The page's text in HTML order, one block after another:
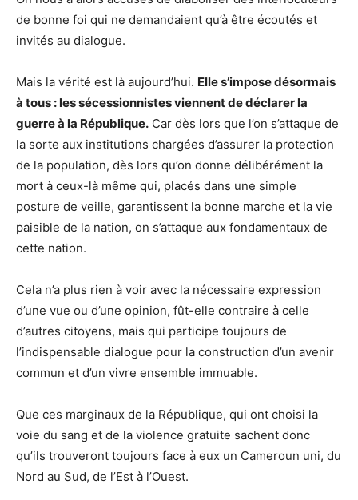
de bonne foi qui ne demandaient qu’à être écoutés et
invités au dialogue.
Mais la vérité est là aujourd’hui. Elle s’impose désormais
à tous : les sécessionnistes viennent de déclarer la
guerre à la République. Car dès lors que l’on s’attaque de
la sorte aux institutions chargées d’assurer la protection
de la population, dès lors qu’on donne délibérément la
mort à ceux-là même qui, placés dans une simple
posture de veille, garantissent la bonne marche et la vie
paisible de la nation, on s’attaque aux fondamentaux de
cette nation.
Cela n’a plus rien à voir avec la nécessaire expression
d’une vue ou d’une opinion, fût-elle contraire à celle
d’autres citoyens, mais qui participe toujours de
l’indispensable dialogue pour la construction d’un avenir
commun et d’un vivre ensemble immuable.
Que ces marginaux de la République, qui ont choisi la
voie du sang et de la violence gratuite sachent donc
qu’ils trouveront toujours face à eux un Cameroun uni, du
Nord au Sud, de l’Est à l’Ouest.